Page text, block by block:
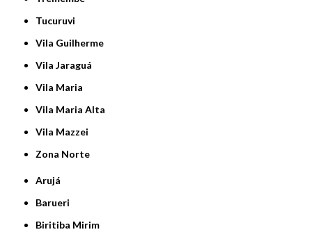
Tucuruvi
Vila Guilherme
Vila Jaraguá
Vila Maria
Vila Maria Alta
Vila Mazzei
Zona Norte
Arujá
Barueri
Biritiba Mirim